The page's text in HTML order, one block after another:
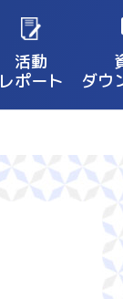
活動
レポート
ダウ